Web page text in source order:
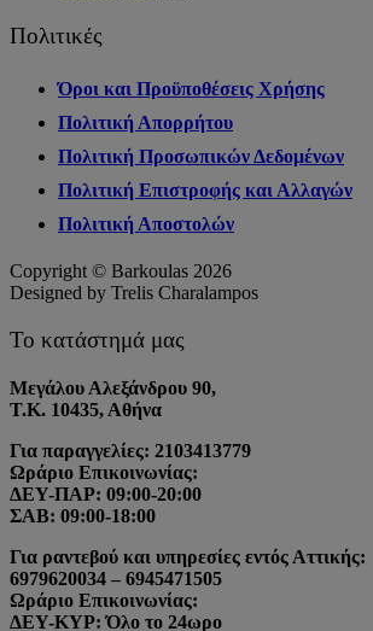
Πολιτικές
Όροι και Προϋποθέσεις Χρήσης
Πολιτική Απορρήτου
Πολιτική Προσωπικών Δεδομένων
Πολιτική Επιστροφής και Αλλαγών
Πολιτική Αποστολών
Copyright © Barkoulas 2026
Designed by Trelis Charalampos
Το κατάστημά μας
Μεγάλου Αλεξάνδρου 90,
Τ.Κ. 10435, Αθήνα
Για παραγγελίες: 2103413779
Ωράριο Επικοινωνίας:
ΔΕΥ-ΠΑΡ: 09:00-20:00
ΣΑΒ: 09:00-18:00
Για ραντεβού και υπηρεσίες εντός Αττικής:
6979620034 – 6945471505
Ωράριο Επικοινωνίας:
ΔΕΥ-ΚΥΡ: Όλο το 24ωρο